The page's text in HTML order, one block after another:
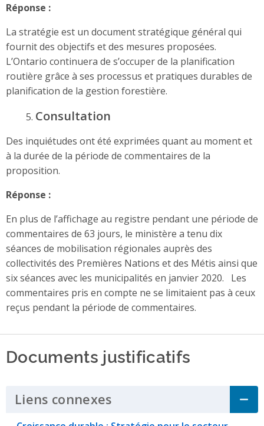
Réponse :
La stratégie est un document stratégique général qui
fournit des objectifs et des mesures proposées.
L’Ontario continuera de s’occuper de la planification
routière grâce à ses processus et pratiques durables de
planification de la gestion forestière.
Consultation
Des inquiétudes ont été exprimées quant au moment et
à la durée de la période de commentaires de la
proposition.
Réponse :
En plus de l’affichage au registre pendant une période de
commentaires de 63 jours, le ministère a tenu dix
séances de mobilisation régionales auprès des
collectivités des Premières Nations et des Métis ainsi que
six séances avec les municipalités en janvier 2020. Les
commentaires pris en compte ne se limitaient pas à ceux
reçus pendant la période de commentaires.
Documents justificatifs
Liens connexes Click to Expand